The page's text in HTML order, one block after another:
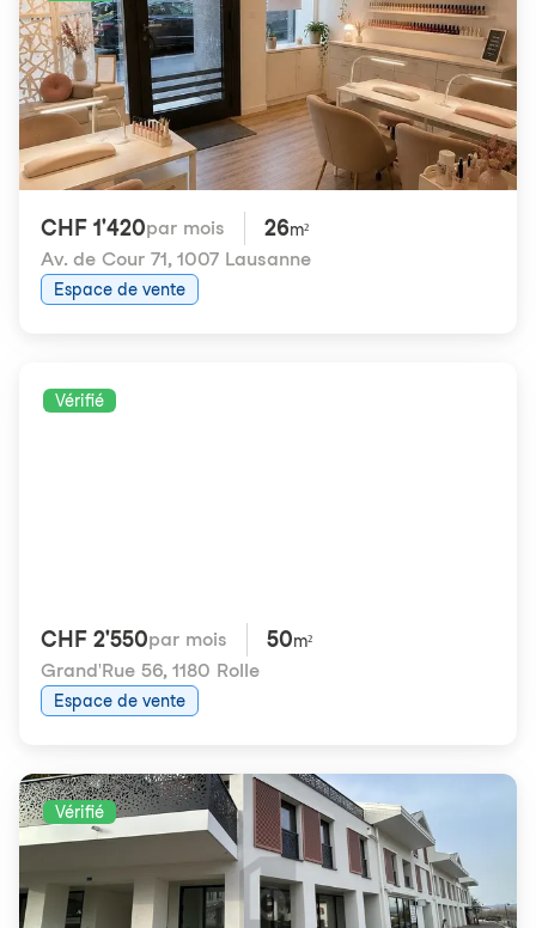
CHF 1'420par mois 26m²
Av. de Cour 71, 1007 Lausanne
Espace de vente
Vérifié
CHF 2'550par mois 50m²
Grand'Rue 56, 1180 Rolle
Espace de vente
Vérifié